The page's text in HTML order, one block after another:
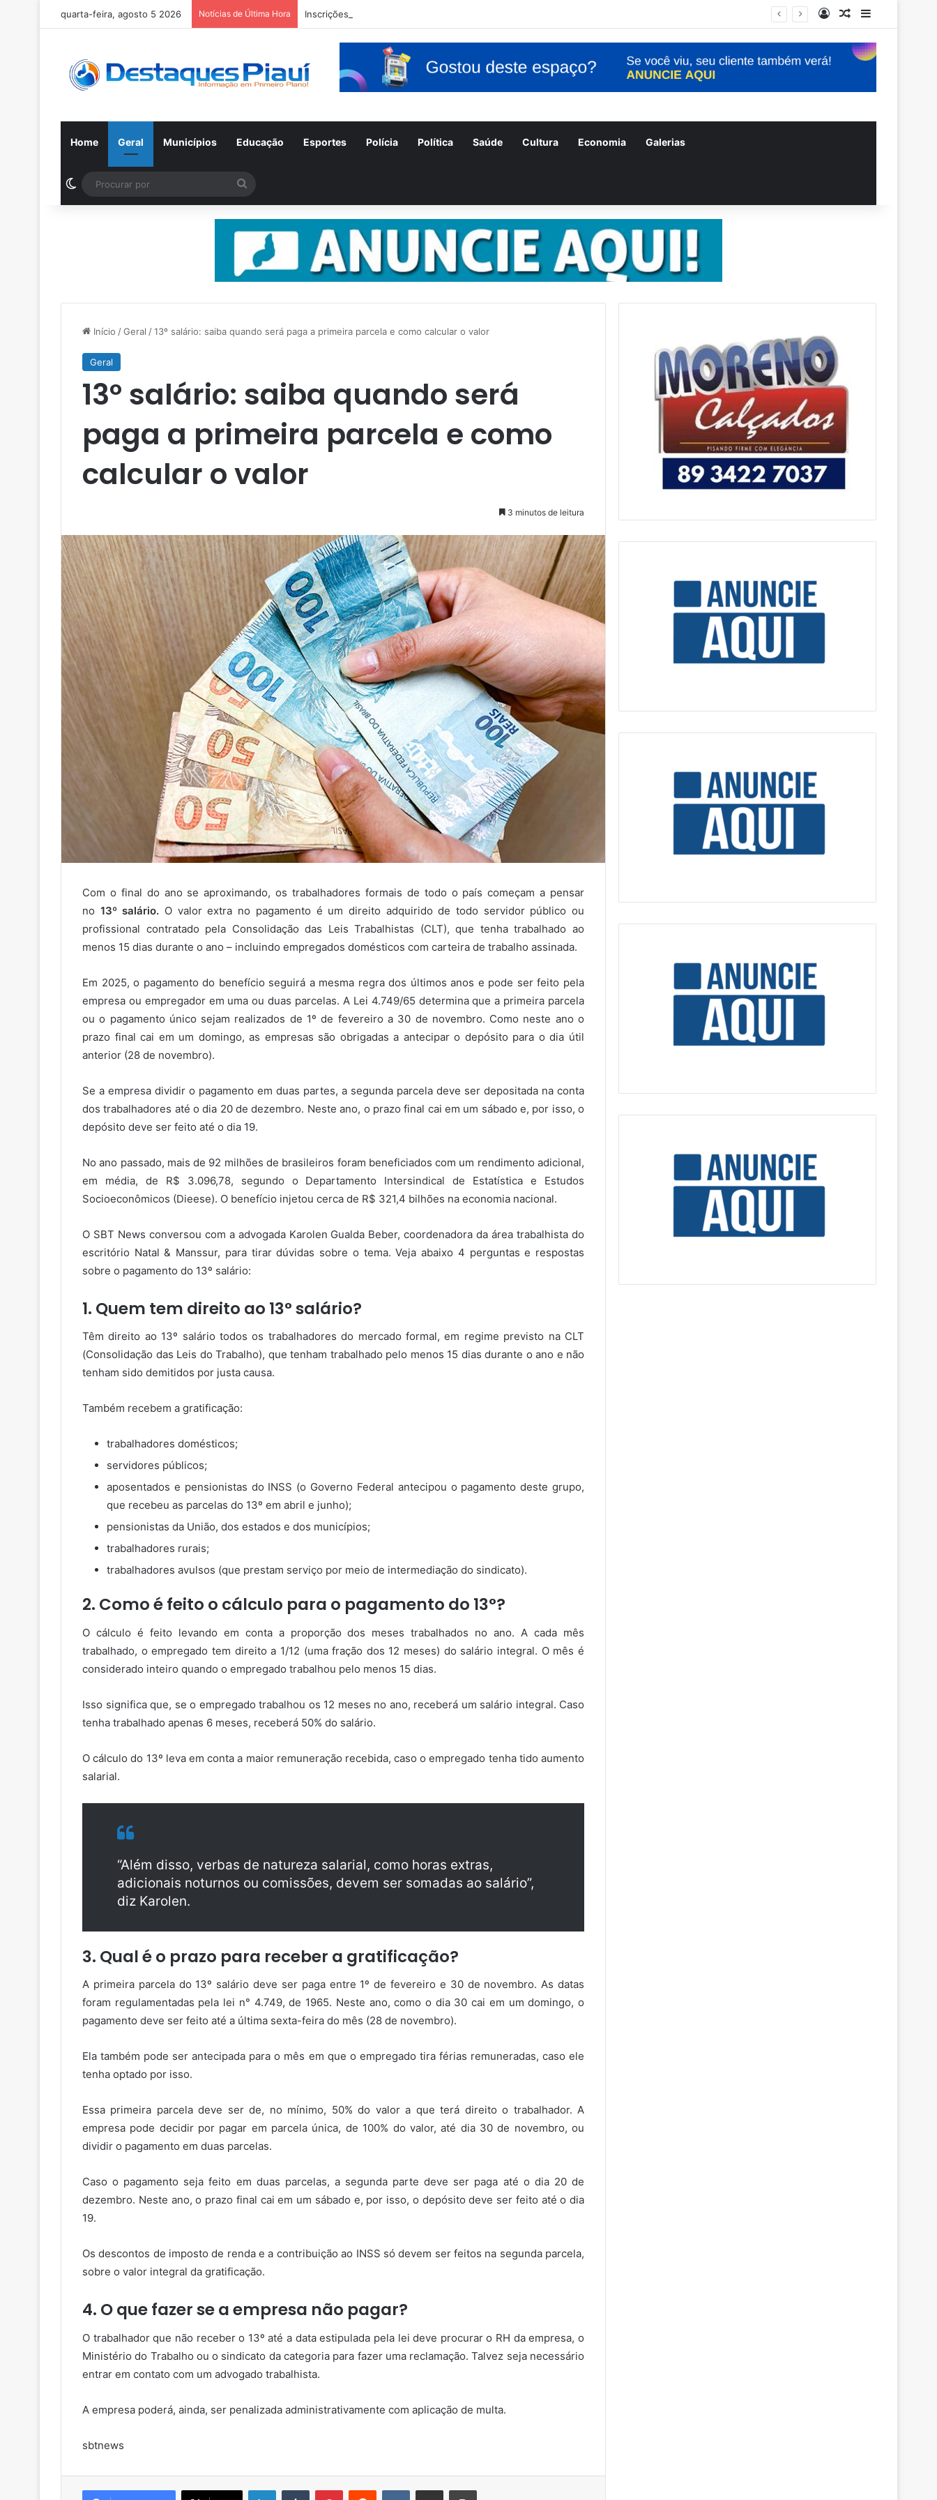
quarta-feira, agosto 5 2026 Notícias de Última Hora Inscrições para o concurso Unificado do Piauí encerram amanhã EntrarArtigo aleatório
Barra Lateral
Home Geral Municípios Educação Esportes Polícia Política Saúde Cultura Economia Galerias
Switch skin
por
Início /Geral /13º salário: saiba quando será paga a primeira parcela e como calcular o valor
Geral
13º salário: saiba quando será
paga a primeira parcela e como
calcular o valor
3 minutos de leitura
Com o final do ano se aproximando, os trabalhadores formais de todo o país começam a pensar
no 13º salário. O valor extra no pagamento é um direito adquirido de todo servidor público ou
profissional contratado pela Consolidação das Leis Trabalhistas (CLT), que tenha trabalhado ao
menos 15 dias durante o ano – incluindo empregados domésticos com carteira de trabalho assinada.
Em 2025, o pagamento do benefício seguirá a mesma regra dos últimos anos e pode ser feito pela
empresa ou empregador em uma ou duas parcelas. A Lei 4.749/65 determina que a primeira parcela
ou o pagamento único sejam realizados de 1º de fevereiro a 30 de novembro. Como neste ano o
prazo final cai em um domingo, as empresas são obrigadas a antecipar o depósito para o dia útil
anterior (28 de novembro).
Se a empresa dividir o pagamento em duas partes, a segunda parcela deve ser depositada na conta
dos trabalhadores até o dia 20 de dezembro. Neste ano, o prazo final cai em um sábado e, por isso, o
depósito deve ser feito até o dia 19.
No ano passado, mais de 92 milhões de brasileiros foram beneficiados com um rendimento adicional,
em média, de R$ 3.096,78, segundo o Departamento Intersindical de Estatística e Estudos
Socioeconômicos (Dieese). O benefício injetou cerca de R$ 321,4 bilhões na economia nacional.
O SBT News conversou com a advogada Karolen Gualda Beber, coordenadora da área trabalhista do
escritório Natal & Manssur, para tirar dúvidas sobre o tema. Veja abaixo 4 perguntas e respostas
sobre o pagamento do 13º salário:
1. Quem tem direito ao 13° salário?
Têm direito ao 13º salário todos os trabalhadores do mercado formal, em regime previsto na CLT
(Consolidação das Leis do Trabalho), que tenham trabalhado pelo menos 15 dias durante o ano e não
tenham sido demitidos por justa causa.
Também recebem a gratificação:
trabalhadores domésticos;
servidores públicos;
aposentados e pensionistas do INSS (o Governo Federal antecipou o pagamento deste grupo,
que recebeu as parcelas do 13º em abril e junho);
pensionistas da União, dos estados e dos municípios;
trabalhadores rurais;
trabalhadores avulsos (que prestam serviço por meio de intermediação do sindicato).
2. Como é feito o cálculo para o pagamento do 13°?
O cálculo é feito levando em conta a proporção dos meses trabalhados no ano. A cada mês
trabalhado, o empregado tem direito a 1/12 (uma fração dos 12 meses) do salário integral. O mês é
considerado inteiro quando o empregado trabalhou pelo menos 15 dias.
Isso significa que, se o empregado trabalhou os 12 meses no ano, receberá um salário integral. Caso
tenha trabalhado apenas 6 meses, receberá 50% do salário.
O cálculo do 13º leva em conta a maior remuneração recebida, caso o empregado tenha tido aumento
salarial.
“Além disso, verbas de natureza salarial, como horas extras,
adicionais noturnos ou comissões, devem ser somadas ao salário”,
diz Karolen.
3. Qual é o prazo para receber a gratificação?
A primeira parcela do 13º salário deve ser paga entre 1º de fevereiro e 30 de novembro. As datas
foram regulamentadas pela lei n° 4.749, de 1965. Neste ano, como o dia 30 cai em um domingo, o
pagamento deve ser feito até a última sexta-feira do mês (28 de novembro).
Ela também pode ser antecipada para o mês em que o empregado tira férias remuneradas, caso ele
tenha optado por isso.
Essa primeira parcela deve ser de, no mínimo, 50% do valor a que terá direito o trabalhador. A
empresa pode decidir por pagar em parcela única, de 100% do valor, até dia 30 de novembro, ou
dividir o pagamento em duas parcelas.
Caso o pagamento seja feito em duas parcelas, a segunda parte deve ser paga até o dia 20 de
dezembro. Neste ano, o prazo final cai em um sábado e, por isso, o depósito deve ser feito até o dia
19.
Os descontos de imposto de renda e a contribuição ao INSS só devem ser feitos na segunda parcela,
sobre o valor integral da gratificação.
4. O que fazer se a empresa não pagar?
O trabalhador que não receber o 13º até a data estipulada pela lei deve procurar o RH da empresa, o
Ministério do Trabalho ou o sindicato da categoria para fazer uma reclamação. Talvez seja necessário
entrar em contato com um advogado trabalhista.
A empresa poderá, ainda, ser penalizada administrativamente com aplicação de multa.
sbtnews
LinkedinTumblr PinterestReddit VK Compartilhar via e-mail Imprimir